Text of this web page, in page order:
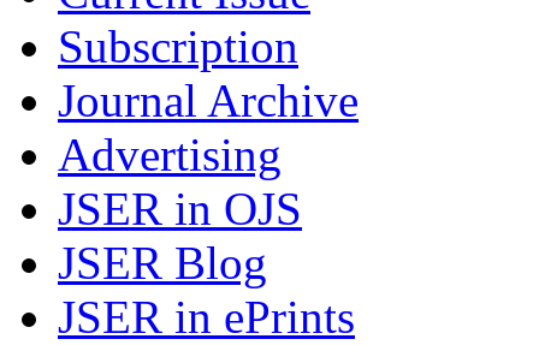
Subscription
Journal Archive
Advertising
JSER in OJS
JSER Blog
JSER in ePrints